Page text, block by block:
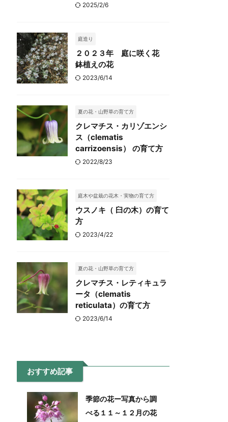
2025/2/6
庭造り
２０２３年 庭に咲く花
鉢植えの花
2023/6/14
夏の花・山野草の育て方
クレマチス・カリゾエンシ
ス（clematis
carrizoensis） の育て方
2022/8/23
庭木や盆栽の花木・実物の育て方
ウスノキ（ 臼の木）の育て
方
2023/4/22
夏の花・山野草の育て方
クレマチス・レティキュラ
ータ（clematis
reticulata）の育て方
2023/6/14
おすすめ記事
季節の花ー写真から調
べる１１～１２月の花